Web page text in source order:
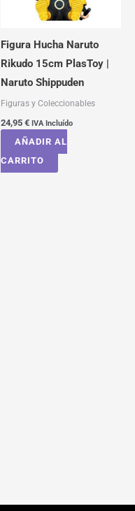
Figura Hucha Naruto
Rikudo 15cm PlasToy |
Naruto Shippuden
Figuras y Coleccionables
24,95 € IVA Incluído
AÑADIR AL
CARRITO